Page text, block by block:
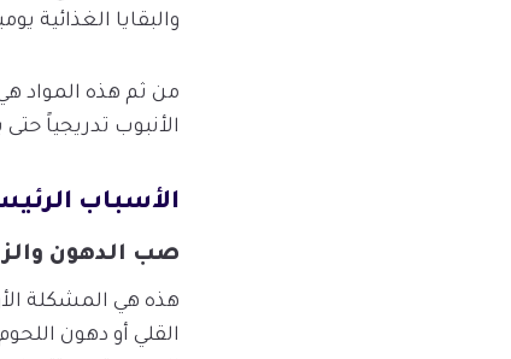
والبقايا الغذائية
من ثم هذه المواد هي
الأنبوب تدريجياً
الأسباب
صب الدهون
هذه هي المشكلة
القلي أو دهون